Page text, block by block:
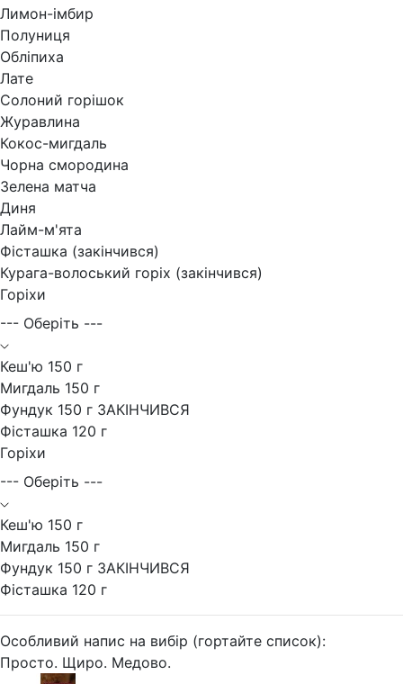
Лимон-імбир
Полуниця
Обліпиха
Лате
Солоний горішок
Журавлина
Кокос-мигдаль
Чорна смородина
Зелена матча
Диня
Лайм-м'ята
Фісташка (закінчився)
Курага-волоський горіх (закінчився)
Горіхи
--- Оберіть ---
Кеш'ю 150 г
Мигдаль 150 г
Фундук 150 г ЗАКІНЧИВСЯ
Фісташка 120 г
Горіхи
--- Оберіть ---
Кеш'ю 150 г
Мигдаль 150 г
Фундук 150 г ЗАКІНЧИВСЯ
Фісташка 120 г
Особливий напис на вибір (гортайте список):
Просто. Щиро. Медово.